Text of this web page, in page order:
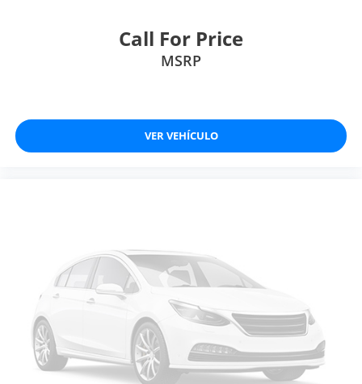
Call For Price
MSRP
VER VEHÍCULO